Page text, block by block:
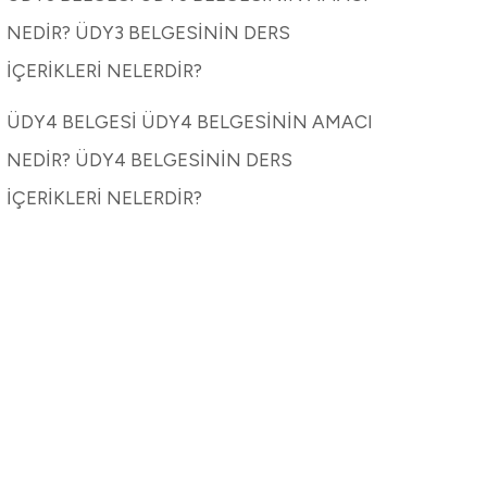
NEDİR? ÜDY3 BELGESİNİN DERS
İÇERİKLERİ NELERDİR?
ÜDY4 BELGESİ ÜDY4 BELGESİNİN AMACI
NEDİR? ÜDY4 BELGESİNİN DERS
İÇERİKLERİ NELERDİR?